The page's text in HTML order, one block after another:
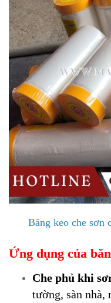
Băng keo che sơn
Ứng dụng của
Che phủ khi
tường, sàn nhà,